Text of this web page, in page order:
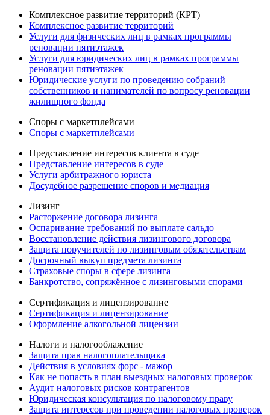
Комплексное развитие территорий (КРТ)
Комплексное развитие территорий
Услуги для физических лиц в рамках программы
реновации пятиэтажек
Услуги для юридических лиц в рамках программы
реновации пятиэтажек
Юридические услуги по проведению собраний
собственников и нанимателей по вопросу реновации
жилищного фонда
Споры с маркетплейсами
Споры с маркетплейсами
Представление интересов клиента в суде
Представление интересов в суде
Услуги арбитражного юриста
Досудебное разрешение споров и медиация
Лизинг
Расторжение договора лизинга
Оспаривание требований по выплате сальдо
Восстановление действия лизингового договора
Защита поручителей по лизинговым обязательствам
Досрочный выкуп предмета лизинга
Страховые споры в сфере лизинга
Банкротство, сопряжённое с лизинговыми спорами
Сертификация и лицензирование
Сертификация и лицензирование
Оформление алкогольной лицензии
Налоги и налогооблажение
Защита прав налогоплательщика
Действия в условиях форс - мажор
Как не попасть в план выездных налоговых проверок
Аудит налоговых рисков контрагентов
Юридическая консультация по налоговому праву
Защита интересов при проведении налоговых проверок